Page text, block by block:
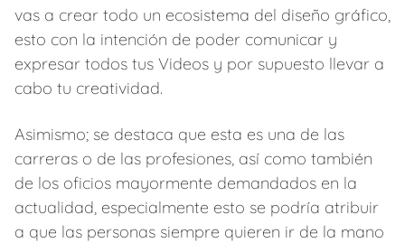
vas a crear todo un ecosistema del diseño gráfico,
esto con la intención de poder comunicar y
expresar todos tus Videos y por supuesto llevar a
cabo tu creatividad.
Asimismo; se destaca que esta es una de las
carreras o de las profesiones, así como también
de los oficios mayormente demandados en la
actualidad, especialmente esto se podría atribuir
a que las personas siempre quieren ir de la mano